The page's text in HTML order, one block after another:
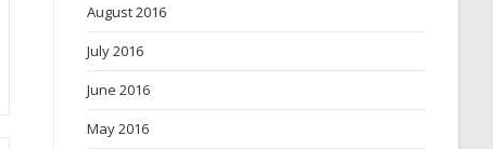
August 2016
July 2016
June 2016
May 2016